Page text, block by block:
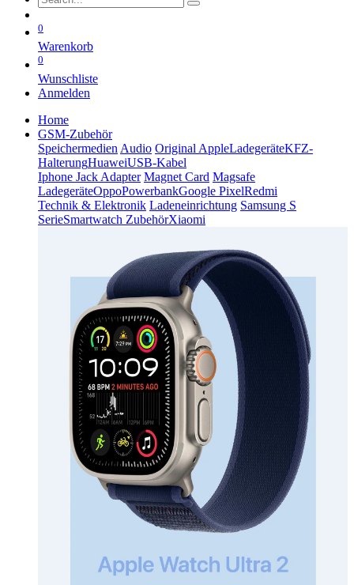
0
Warenkorb
0
Wunschliste
Anmelden
Home
GSM-Zubehör
Speichermedien Audio Original AppleLadegeräteKFZ-
HalterungHuaweiUSB-Kabel
Iphone Jack Adapter Magnet Card Magsafe
LadegeräteOppoPowerbankGoogle PixelRedmi
Technik & Elektronik Ladeneinrichtung Samsung S
SerieSmartwatch ZubehörXiaomi